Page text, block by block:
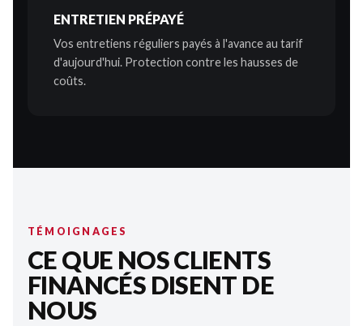
ENTRETIEN PRÉPAYÉ
Vos entretiens réguliers payés à l'avance au tarif
d'aujourd'hui. Protection contre les hausses de
coûts.
TÉMOIGNAGES
CE QUE NOS CLIENTS
FINANCÉS DISENT DE
NOUS